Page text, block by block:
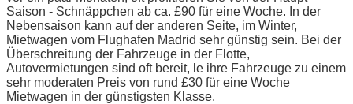
Saison - Schnäppchen ab ca. £90 für eine Woche. In der
Nebensaison kann auf der anderen Seite, im Winter,
Mietwagen vom Flughafen Madrid sehr günstig sein. Bei der
Überschreitung der Fahrzeuge in der Flotte,
Autovermietungen sind oft bereit, le ihre Fahrzeuge zu einem
sehr moderaten Preis von rund £30 für eine Woche
Mietwagen in der günstigsten Klasse.